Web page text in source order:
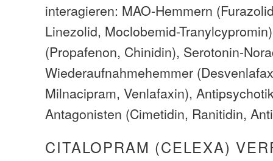
interagieren: MAO-Hemmern
Linezolid, Moclobemid-
(Propafenon, Chinidin), Serotonin-
Wiederaufnahmehemmer
Milnacipram, Venlafaxin),
Antagonisten (Cimetidin, Ranitidin,
CITALOPRAM (CELEXA)